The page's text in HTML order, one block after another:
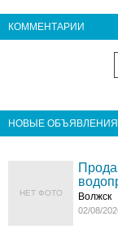
КОММЕНТАРИИ
НОВЫЕ ОБЪЯВЛЕНИЯ
НЕТ ФОТО Волжск
02/08/